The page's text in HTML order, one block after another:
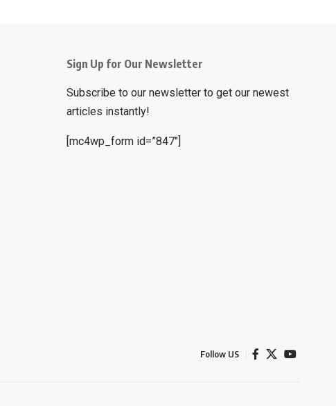
Sign Up for Our Newsletter
Subscribe to our newsletter to get our newest
articles instantly!
[mc4wp_form id=”847″]
Follow US